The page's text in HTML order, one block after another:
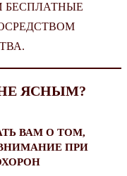
БЕСПЛАТНЫЕ
ЯСНЫМ?
ВАМ О ТОМ,
ПРИ